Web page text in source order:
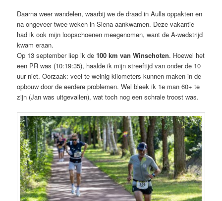
Daarna weer wandelen, waarbij we de draad in Aulla oppakten en
na ongeveer twee weken in Siena aankwamen. Deze vakantie
had ik ook mijn loopschoenen meegenomen, want de A-wedstrijd
kwam eraan.
Op 13 september liep ik de100 km van Winschoten. Hoewel het
een PR was (10:19:35), haalde ik mijn streeftijd van onder de 10
uur niet. Oorzaak: veel te weinig kilometers kunnen maken in de
opbouw door de eerdere problemen. Wel bleek ik 1e man 60+ te
zijn (Jan was uitgevallen), wat toch nog een schrale troost was.